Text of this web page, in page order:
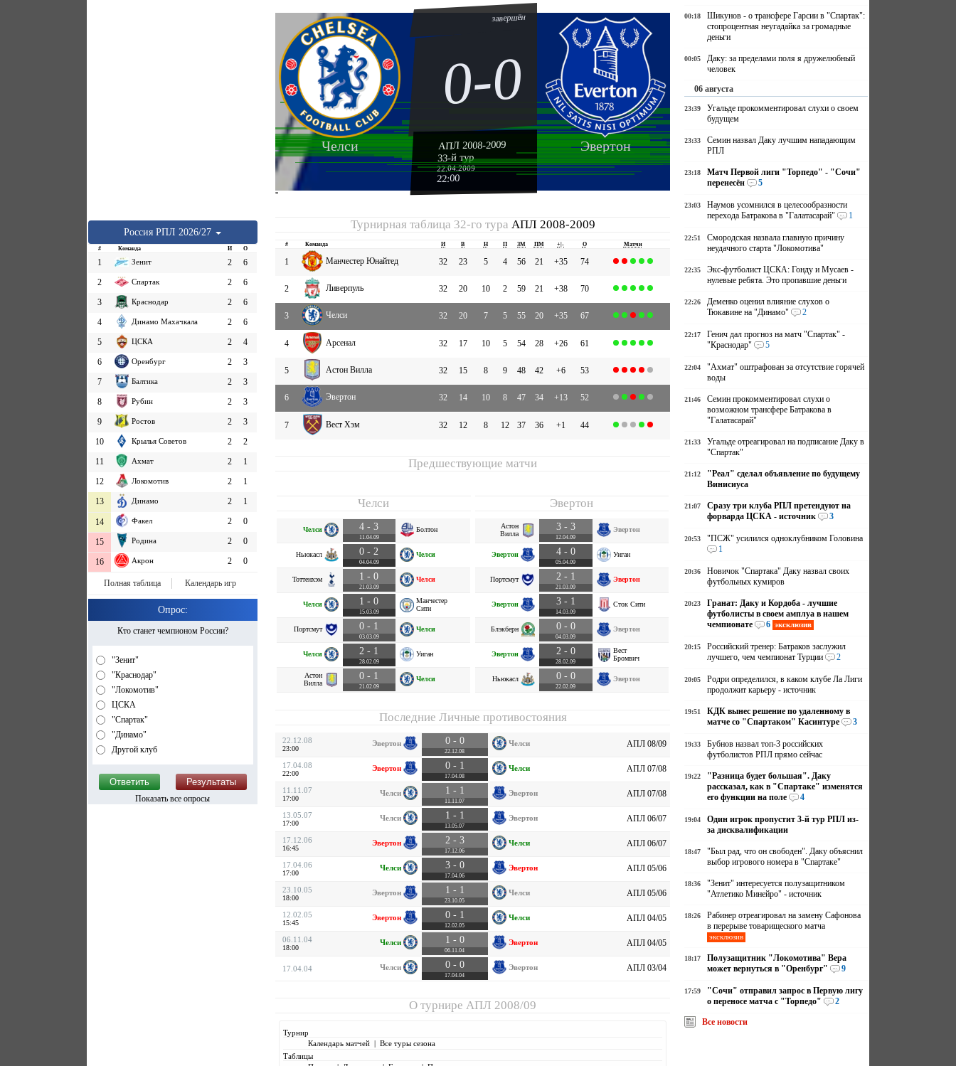
Россия РПЛ 2026/27
# Команда И О
1 Зенит 2
6
2
Спартак 2
6
3
Краснодар 2
6
4
Динамо Махачкала 2
6
5
ЦСКА 2
4
6
Оренбург 2
3
7
Балтика 2
3
8
Рубин 2
3
9
Ростов 2
3
10
Крылья Советов 2
2
11
Ахмат 2
1
12
Локомотив 2
1
13
Динамо 2 1
14 Факел 2 0
15 Родина 2 0
16 Акрон 2 0
Полная таблица Календарь игр
Опрос:
Кто станет чемпионом России?
"Зенит"
"Краснодар"
"Локомотив"
ЦСКА
"Спартак"
"Динамо"
Другой клуб
Показать все опросы
Челси Эвертон
завершён
0-0
АПЛ 2008-2009
33-й тур
22.04.2009
22:00
''
Турнирная таблица 32-го тура АПЛ 2008-2009
# Команда И В Н П ЗМ ПМ +|- О Матчи
1 Манчестер Юнайтед 32 23 5 4 56 21 +35 74
2 Ливерпуль 32 20 10 2 59 21 +38 70
3 Челси 32 20 7 5 55 20 +35 67
4 Арсенал 32 17 10 5 54 28 +26 61
5 Астон Вилла 32 15 8 9 48 42 +6 53
6 Эвертон 32 14 10 8 47 34 +13 52
7 Вест Хэм 32 12 8 12 37 36 +1 44
Предшествующие матчи
Челси
Челси 4 - 3
11.04.09
Болтон
Ньюкасл 0 - 2
04.04.09
Челси
Тоттенхэм 1 - 0
21.03.09
Челси
Челси 1 - 0
15.03.09
Манчестер
Сити
Портсмут 0 - 1
03.03.09
Челси
Челси 2 - 1
28.02.09
Уиган
Астон
Вилла
0 - 1
21.02.09
Челси
Эвертон
Астон
Вилла
3 - 3
12.04.09
Эвертон
Эвертон 4 - 0
05.04.09
Уиган
Портсмут 2 - 1
21.03.09
Эвертон
Эвертон 3 - 1
14.03.09
Сток Сити
Блэкберн 0 - 0
04.03.09
Эвертон
Эвертон 2 - 0
28.02.09
Вест
Бромвич
Ньюкасл 0 - 0
22.02.09
Эвертон
Последние Личные противостояния
22.12.08
23:00
Эвертон 0 - 0
22.12.08
Челси АПЛ 08/09
17.04.08
22:00
Эвертон 0 - 1
17.04.08
Челси АПЛ 07/08
11.11.07
17:00
Челси 1 - 1
11.11.07
Эвертон АПЛ 07/08
13.05.07
17:00
Челси 1 - 1
13.05.07
Эвертон АПЛ 06/07
17.12.06
16:45
Эвертон 2 - 3
17.12.06
Челси АПЛ 06/07
17.04.06
17:00
Челси 3 - 0
17.04.06
Эвертон АПЛ 05/06
23.10.05
18:00
Эвертон 1 - 1
23.10.05
Челси АПЛ 05/06
12.02.05
15:45
Эвертон 0 - 1
12.02.05
Челси АПЛ 04/05
06.11.04
18:00
Челси 1 - 0
06.11.04
Эвертон АПЛ 04/05
17.04.04 Челси 0 - 0
17.04.04
Эвертон АПЛ 03/04
О турнире АПЛ 2008/09
Турнир
Календарь матчей| Все туры сезона
Таблицы
00:18
Шикунов - о трансфере Гарсии в "Спартак":
стопроцентная неугадайка за громадные
деньги
00:05
Даку: за пределами поля я дружелюбный
человек
06 августа
23:39
Угальде прокомментировал слухи о своем
будущем
23:33
Семин назвал Даку лучшим нападающим
РПЛ
23:18
Матч Первой лиги "Торпедо" - "Сочи"
перенесён
5
23:03
Наумов усомнился в целесообразности
перехода Батракова в "Галатасарай"
1
22:51
Смородская назвала главную причину
неудачного старта "Локомотива"
22:35
Экс-футболист ЦСКА: Гонду и Мусаев -
нулевые ребята. Это пропавшие деньги
22:26
Деменко оценил влияние слухов о
Тюкавине на "Динамо"
2
22:17
Генич дал прогноз на матч "Спартак" -
"Краснодар"
5
22:04
"Ахмат" оштрафован за отсутствие горячей
воды
21:46
Семин прокомментировал слухи о
возможном трансфере Батракова в
"Галатасарай"
21:33
Угальде отреагировал на подписание Даку в
"Спартак"
21:12
"Реал" сделал объявление по будущему
Винисиуса
21:07
Сразу три клуба РПЛ претендуют на
форварда ЦСКА - источник
3
20:53
"ПСЖ" усилился одноклубником Головина
1
20:36
Новичок "Спартака" Даку назвал своих
футбольных кумиров
20:23
Гранат: Даку и Кордоба - лучшие
футболисты в своем амплуа в нашем
чемпионате
6 эксклюзив
20:15
Российский тренер: Батраков заслужил
лучшего, чем чемпионат Турции
2
20:05
Родри определился, в каком клубе Ла Лиги
продолжит карьеру - источник
19:51
КДК вынес решение по удаленному в
матче со "Спартаком" Касинтуре
3
19:33
Бубнов назвал топ-3 российских
футболистов РПЛ прямо сейчас
19:22
"Разница будет большая". Даку
рассказал, как в "Спартаке" изменятся
его функции на поле
4
19:04
Один игрок пропустит 3-й тур РПЛ из-
за дисквалификации
18:47
"Был рад, что он свободен". Даку объяснил
выбор игрового номера в "Спартаке"
18:36
"Зенит" интересуется полузащитником
"Атлетико Минейро" - источник
18:26
Рабинер отреагировал на замену Сафонова
в перерыве товарищеского матча
эксклюзив
18:17
Полузащитник "Локомотива" Вера
может вернуться в "Оренбург"
9
17:59
"Сочи" отправил запрос в Первую лигу
о переносе матча с "Торпедо"
2
Все новости